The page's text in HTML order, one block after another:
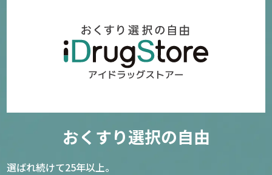
おくすり選択の自由
選ばれ続けて25年以上。